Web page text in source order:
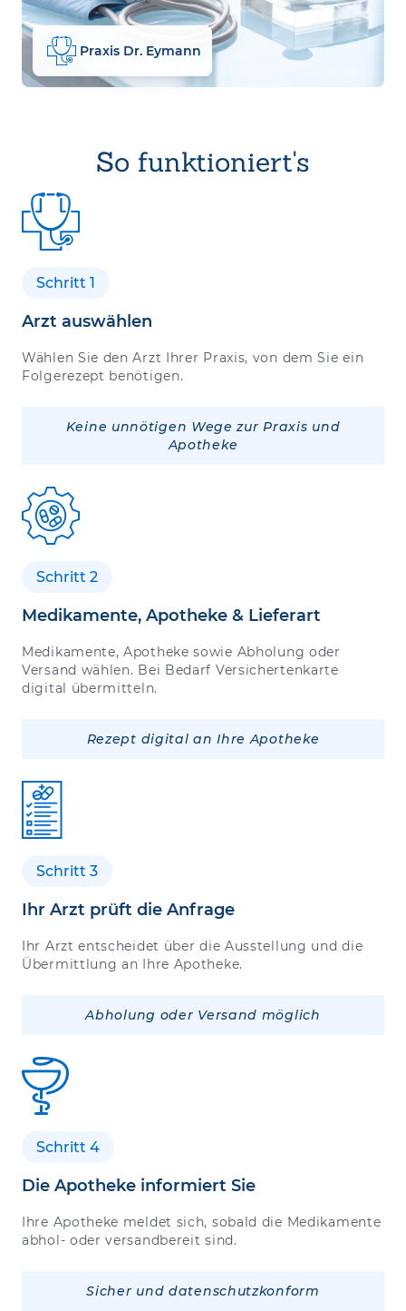
Praxis Dr. Eymann
So funktioniert's
Schritt 1
Arzt auswählen
Wählen Sie den Arzt Ihrer Praxis, von dem Sie ein
Folgerezept benötigen.
Keine unnötigen Wege zur Praxis und
Apotheke
Schritt 2
Medikamente, Apotheke & Lieferart
Medikamente, Apotheke sowie Abholung oder
Versand wählen. Bei Bedarf Versichertenkarte
digital übermitteln.
Rezept digital an Ihre Apotheke
Schritt 3
Ihr Arzt prüft die Anfrage
Ihr Arzt entscheidet über die Ausstellung und die
Übermittlung an Ihre Apotheke.
Abholung oder Versand möglich
Schritt 4
Die Apotheke informiert Sie
Ihre Apotheke meldet sich, sobald die Medikamente
abhol- oder versandbereit sind.
Sicher und datenschutzkonform